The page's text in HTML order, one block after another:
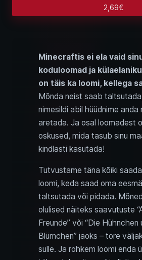
2,69€
Minecraftis ei ela vaid
koduloomad ja
on täis ka loomi, kellega
Mõnda neist saab
nimesildi abil hüüdnime anda
aretada. Ja osal loomadest
oskused, mida tasub sinu
kindlasti kasutada!
Tutvustame täna kõiki
loomi, keda saad oma
taltsutada või pidada.
olulised näiteks saavutuste
Freunde” või “Die Hühnchen
Blümchen” jaoks – tore
sulle. Ja rohkem loomi enda